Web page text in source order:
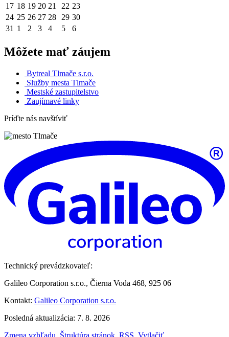
17 18 19 20 21 22 23
24 25 26 27 28 29 30
31 1 2 3 4 5 6
Môžete mať záujem
Bytreal Tlmače s.r.o.
Služby mesta Tlmače
Mestské zastupitelstvo
Zaujímavé linky
Príďte nás navštíviť
Technický prevádzkovateľ:
Galileo Corporation s.r.o., Čierna Voda 468, 925 06
Kontakt: Galileo Corporation s.r.o.
Posledná aktualizácia: 7. 8. 2026
Zmena vzhľadu Štruktúra stránok RSS Vytlačiť